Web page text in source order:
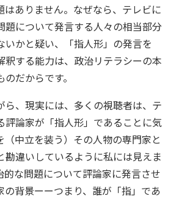
はありません。なぜなら、テレビに
題について発言する人々の相当部分
いかと疑い、「指人形」の発言を
釈する能力は、政治リテラシーの本
だからです。
、現実には、多くの視聴者は、テ
評論家が「指人形」であることに気
（中立を装う）その人物の専門家と
勘違いしているように私には見えま
的な問題について評論家に発言させ
の背景ーーつまり、誰が「指」であ